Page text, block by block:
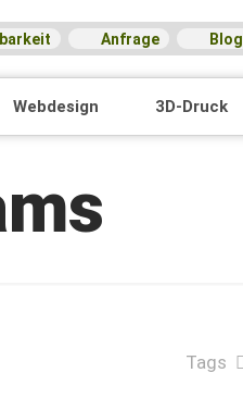
Anfrage Blog
Webdesign 3D-Druck
Tags